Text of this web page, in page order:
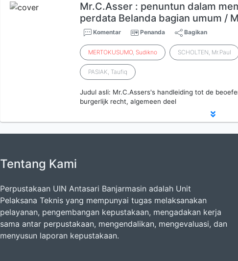
Mr.C.Asser : penuntun dalam
perdata Belanda bagian umum /
Komentar Penanda Bagikan
MERTOKUSUMO, Sudikno SCHOLTEN, Mr.Paul
PASIAK, Taufiq
Judul asli: Mr.C.Assers's handleiding tot de
burgerlijk recht, algemeen deel
Tentang Kami
Perpustakaan UIN Antasari Banjarmasin adalah Unit
Pelaksana Teknis yang mempunyai tugas melaksanakan
pelayanan, pengembangan kepustakaan, mengadakan kerja
sama antar perpustakaan, mengendalikan, mengevaluasi, dan
menyusun laporan kepustakaan.